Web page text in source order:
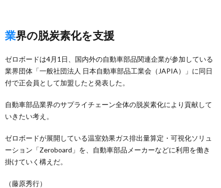
業界の脱炭素化を支援
ゼロボードは4月1日、国内外の自動車部品関連企業が参加している
業界団体「一般社団法人 日本自動車部品工業会（JAPIA）」に同日
付で正会員として加盟したと発表した。
自動車部品業界のサプライチェーン全体の脱炭素化により貢献して
いきたい考え。
ゼロボードが展開している温室効果ガス排出量算定・可視化ソリュ
ーション「Zeroboard」を、自動車部品メーカーなどに利用を働き
掛けていく構えだ。
（藤原秀行）